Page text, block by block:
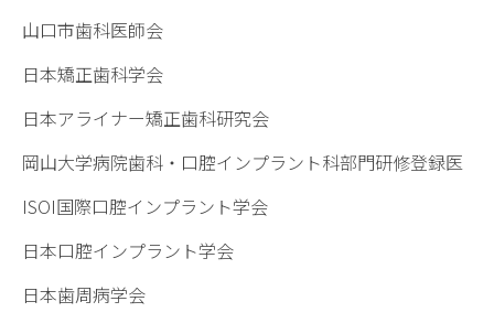
山口市歯科医師会
日本矯正歯科学会
日本アライナー矯正歯科研究会
岡山大学病院歯科・口腔インプラント科部門研修登録医
ISOI国際口腔インプラント学会
日本口腔インプラント学会
日本歯周病学会